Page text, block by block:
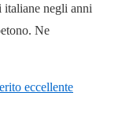
italiane negli anni
Ne
eccellente